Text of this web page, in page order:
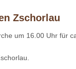
Zschorlau
um 16.00 Uhr für